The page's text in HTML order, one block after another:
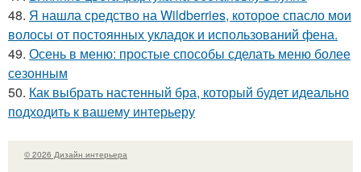
48. Я нашла средство на Wildberries, которое спасло мои
волосы от постоянных укладок и использований фена.
49. Осень в меню: простые способы сделать меню более
сезонным
50. Как выбрать настенный бра, который будет идеально
подходить к вашему интерьеру
© 2026 Дизайн интерьера